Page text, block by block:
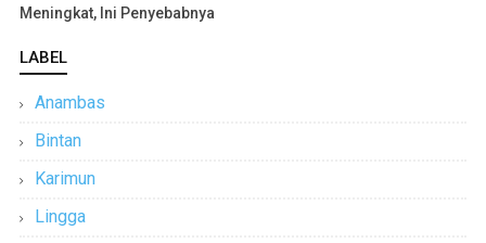
Meningkat, Ini Penyebabnya
LABEL
Anambas
Bintan
Karimun
Lingga